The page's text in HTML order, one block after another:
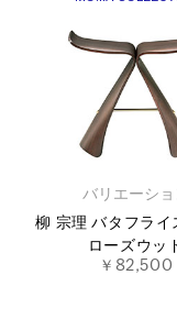
バリエーショ
柳 宗理 バタフライ
ローズウッ
￥82,500